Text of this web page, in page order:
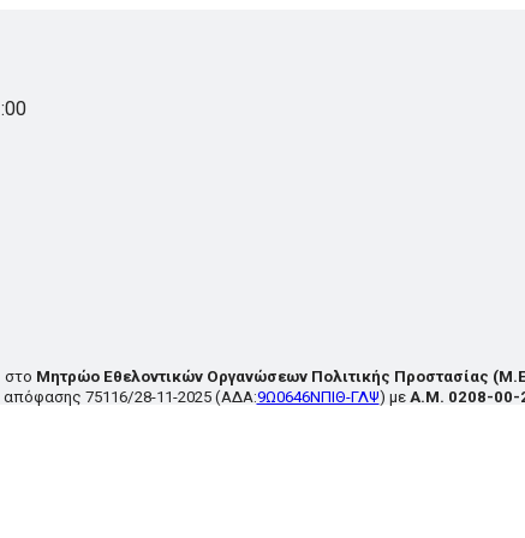
στο Μητρώο Εθελοντικών Οργανώσεων Πολιτικής Προστασίας
απόφασης 75116/28-11-2025 (ΑΔΑ:9Ω0646ΝΠΙΘ-ΓΛΨ) με Α.Μ. 0208-00-